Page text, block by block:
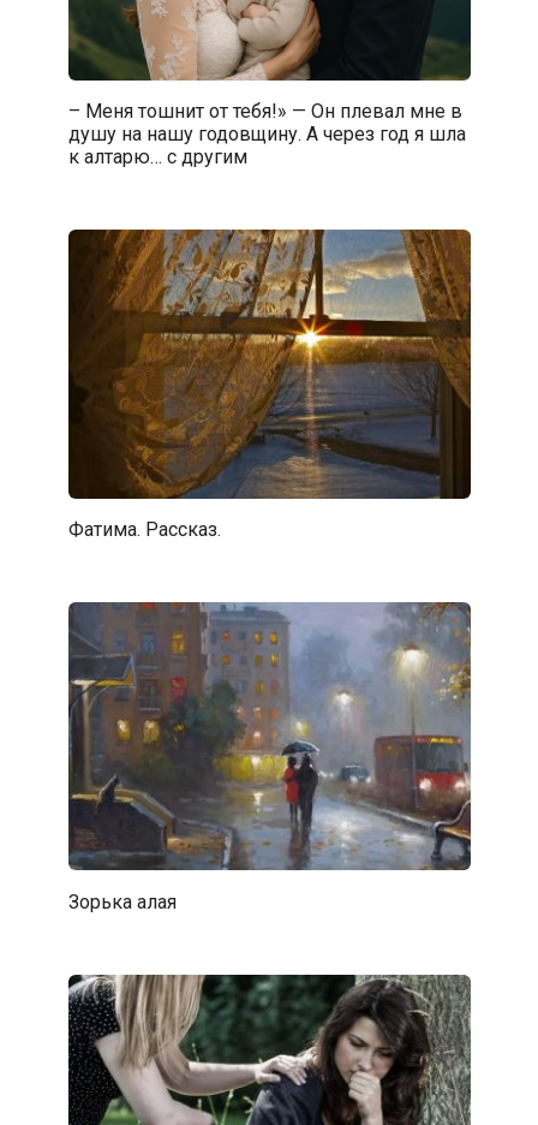
– Меня тошнит от тебя!» — Он плевал мне в
душу на нашу годовщину. А через год я шла
к алтарю… с другим
Фатима. Рассказ.
Зорька алая